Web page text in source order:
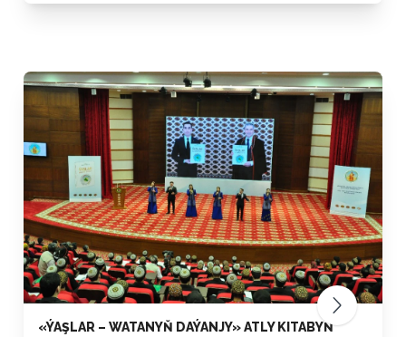
«ÝAŞLAR – WATANYŇ DAÝANJY» ATLY KITABYŇ